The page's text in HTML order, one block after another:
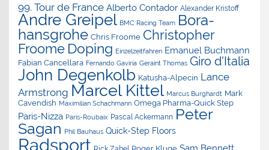
99. Tour de France Alberto Contador Alexander Kristoff
Andre Greipel BMC Racing Team Bora-
hansgrohe Chris Froome Christopher
Froome Doping Einzelzeitfahren Emanuel Buchmann
Fabian Cancellara Fernando Gaviria Geraint Thomas Giro d'Italia
John Degenkolb Katusha-Alpecin Lance
Armstrong Marcel Kittel Marcus Burghardt Mark
Cavendish Maximilian Schachmann Omega Pharma-Quick Step
Paris-Nizza Paris-Roubaix Pascal Ackermann Peter
Sagan Phil Bauhaus Quick-Step Floors
Radsport Sam Bennett